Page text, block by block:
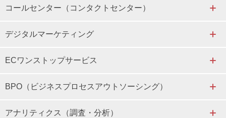
コールセンター（コンタクトセンター）
デジタルマーケティング
ECワンストップサービス
BPO（ビジネスプロセスアウトソーシング）
アナリティクス（調査・分析）